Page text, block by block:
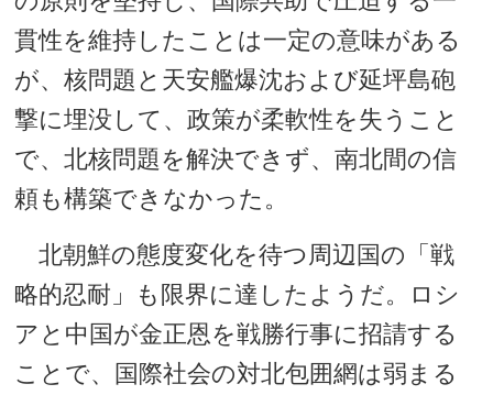
貫性を維持したことは一定の意味がある
が、核問題と天安艦爆沈および延坪島砲
撃に埋没して、政策が柔軟性を失うこと
で、北核問題を解決できず、南北間の信
頼も構築できなかった。
北朝鮮の態度変化を待つ周辺国の「戦
略的忍耐」も限界に達したようだ。ロシ
アと中国が金正恩を戦勝行事に招請する
ことで、国際社会の対北包囲網は弱まる